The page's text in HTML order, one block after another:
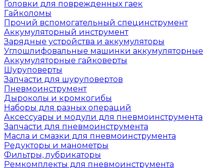
Головки для поврежденных гаек
Гайколомы
Прочий вспомогательный специнструмент
Аккумуляторный инструмент
Зарядные устройства и аккумуляторы
Углошлифовальные машинки аккумуляторные
Аккумуляторные гайковерты
Шуруповерты
Запчасти для шуруповертов
Пневмоинструмент
Дыроколы и кромкогибы
Наборы для разных операций
Аксессуары и модули для пневмоинструмента
Запчасти для пневмоинструмента
Масла и смазки для пневмоинструмента
Редукторы и манометры
Фильтры, лубрикаторы
Ремкомплекты для пневмоинструмента